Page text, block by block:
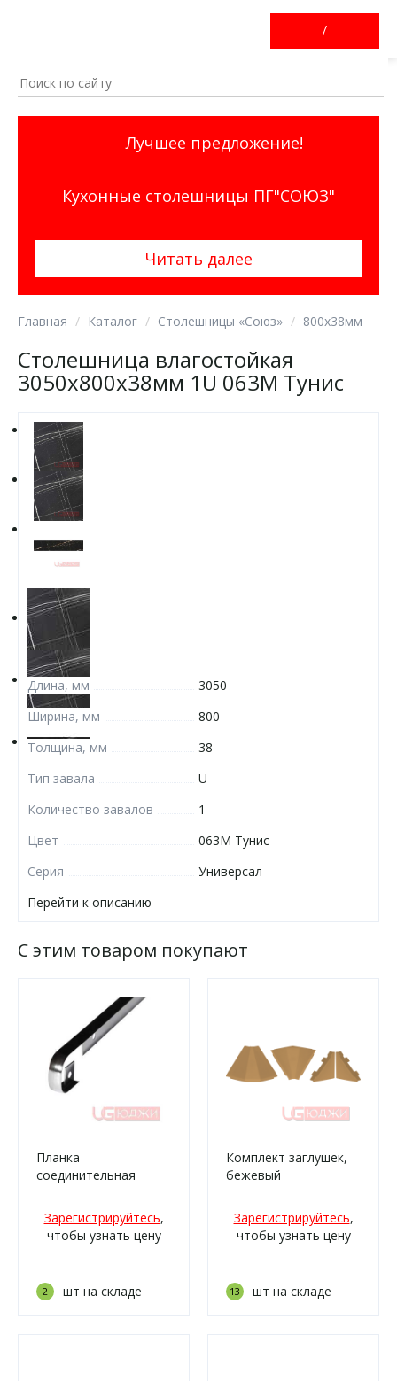
/
Лучшее предложение!
Кухонные столешницы ПГ"СОЮЗ"
Читать далее
Главная Каталог Столешницы «Союз» 800х38мм
Столешница влагостойкая
3050х800х38мм 1U 063М Тунис
Длина, мм
3050
Ширина, мм
800
Толщина, мм
38
Тип завала
U
Количество завалов
1
Цвет
063М Тунис
Серия
Универсал
Перейти к описанию
С этим товаром покупают
Планка
соединительная
Зарегистрируйтесь,
чтобы узнать цену
2 шт на складе
Комплект заглушек,
бежевый
Зарегистрируйтесь,
чтобы узнать цену
13 шт на складе